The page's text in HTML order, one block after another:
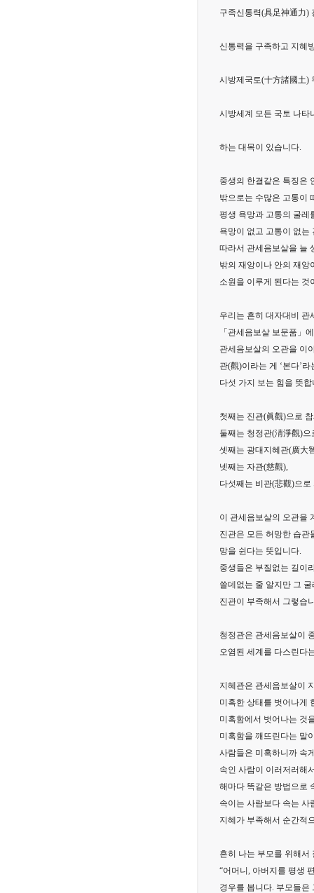
구족신통력(具足神通力)
신통력을 구족하고 지혜
시방제국토(十方諸國土)
시방세계 모든 국토 나타
하는 대목이 있습니다.
중생의 한결같은 특징은
밖으로는 수많은 고통이
평생 욕망과 고통의 굴레
욕망이 없고 고통이 없는
따라서 관세음보살을 늘
밖의 재앙이나 안의 재앙
소원을 이루게 된다는 것
우리는 흔히 대자대비 관
「관세음보살 보문품」
관세음보살의 오관을 이
관(觀)이라는 게 ‘본다’
다섯 가지 보는 힘을 뜻합
첫째는 진관(眞觀)으로
둘째는 청정관(淸淨觀)
셋째는 광대지혜관(廣大
넷째는 자관(慈觀),
다섯째는 비관(悲觀)으
이 관세음보살의 오관을
진관은 모든 허망한 습관
망을 쉰다는 뜻입니다.
중생들은 부질없는 길이
쓸데없는 줄 알지만 그
진관이 부족해서 그렇습
청정관은 관세음보살이
오염된 세계를 다스린다
지혜관은 관세음보살이
미혹한 상태를 벗어나게
미혹함에서 벗어나는 것
미혹함을 깨뜨린다는 말
사람들은 미혹하니까 속
속인 사람이 이러저러해
해마다 똑같은 방법으로
속이는 사람보다 속는 사
지혜가 부족해서 순간적
흔히 나는 부모를 위해서
“어머니, 아버지를 평생
경우를 봅니다. 부모들은